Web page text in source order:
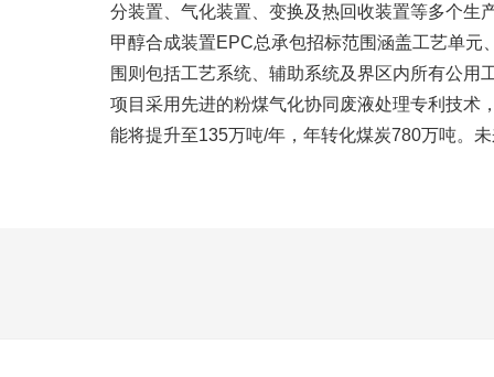
分装置、气化装置、变换及热回收装置等多个生
甲醇合成装置EPC总承包招标范围涵盖工艺单
围则包括工艺系统、辅助系统及界区内所有公用
项目采用先进的粉煤气化协同废液处理专利技术
能将提升至135万吨/年，年转化煤炭780万吨。